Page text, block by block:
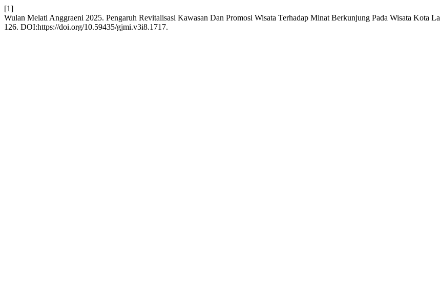
[1]
Wulan Melati Anggraeni 2025. Pengaruh Revitalisasi Kawasan Dan Promosi Wisata Terhadap Minat Berkunjung Pada Wisata Kota
126. DOI:https://doi.org/10.59435/gjmi.v3i8.1717.